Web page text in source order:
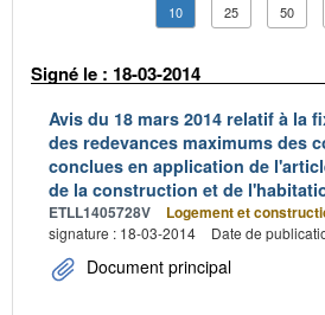
10 25 50
Signé le : 18-03-2014
Avis du 18 mars 2014 relatif à la
des redevances maximums des
conclues en application de
de la construction et de
ETLL1405728V Logement et
signature : 18-03-2014
Date de
Document principal